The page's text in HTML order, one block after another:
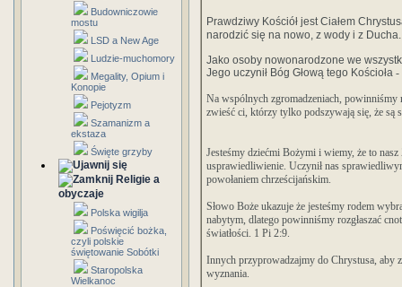
Budowniczowie
mostu
LSD a New Age
Ludzie-muchomory
Megality, Opium i
Konopie
Pejotyzm
Szamanizm a
ekstaza
Święte grzyby
Religie a
obyczaje
Polska wigilja
Poświęcić bożka,
czyli polskie
świętowanie Sobótki
Staropolska
Wielkanoc
Prawdziwy Kościół jest Ciałem
narodzić się na nowo, z wody i z Ducha.
Jako osoby nowonarodzone we
Jego uczynił Bóg Głową tego Kościoła -
Na wspólnych zgromadzeniach,
zwieść ci, którzy tylko podszywają się, że są
Jesteśmy dziećmi Bożymi i wiemy, że to
usprawiedliwienie. Uczynił nas
powołaniem chrześcijańskim.
Słowo Boże ukazuje że jesteśmy rodem
nabytym, dlatego powinniśmy rozgłaszać
światłości. 1 Pi 2:9.
Innych przyprowadzajmy do Chrystusa, aby
wyznania.